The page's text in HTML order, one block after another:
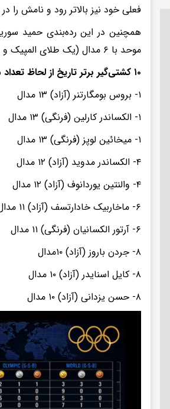
فعلی خود نیز بالاتر رود و نامش را
موحد با ۶ مدال (یک طلای المپیک و ۵ طلای جهان) در بین برترین کشتی‌گیران جهان قرار دارند.
۱۰ کشتی‌گیر برتر تاریخ از لحاظ تعداد مدال جهانی و المپیک:
۱- بروس بومگارتنر (آزاد) ۱۳ مدال
۱- الکساندر کارلین (فرنگی) ۱۳ مدال
۱- میخائین لوپز (فرنگی) ۱۳ مدال
۴- الکساندر مدوید (آزاد) ۱۲ مدال
۴- والنتین یوردانوف (آزاد) ۱۲ مدال
۶- ماخاربیک خادارتسف (آزاد) ۱۱ مدال
۶- آرتور الکسانیان (فرنگی) ۱۱ مدال
۸- جردن باروز (آزاد) ۱۰مدال
۸- کایل اسنایدر (آزاد) ۱۰ مدال
۸- حسن یزدانی (آزاد) ۱۰ مدال